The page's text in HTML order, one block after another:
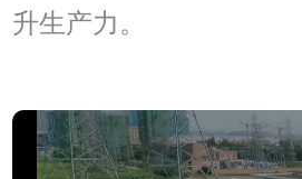
升生产力。